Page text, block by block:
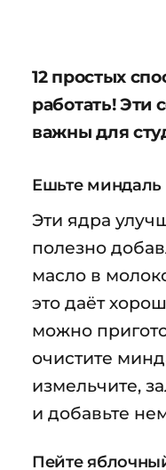
12 простых
работать! Эти
важны для
Ешьте миндаль
Эти ядра
полезно
масло в
это даёт
можно
очистите
измельчите,
и добавьте
Пейте